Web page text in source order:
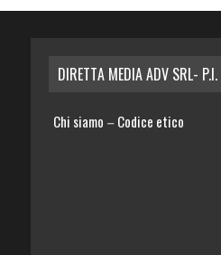
DIRETTA MEDIA ADV SRL-
Chi siamo – Codice etico